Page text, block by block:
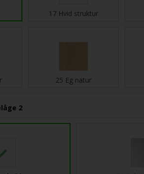
17 Hvid struktur
25 Eg natur
2